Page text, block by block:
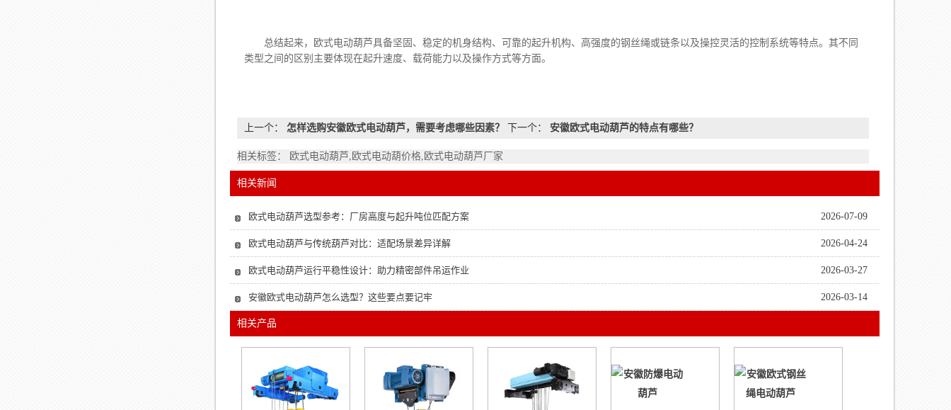
总结起来，欧式电动葫芦具备坚固、稳定的机身结构、可靠的起升机构、高强度的钢丝绳或链条以及操控灵活的控制系统等特点。其不同
类型之间的区别主要体现在起升速度、载荷能力以及操作方式等方面。
上一个： 怎样选购安徽欧式电动葫芦，需要考虑哪些因素？ 下一个： 安徽欧式电动葫芦的特点有哪些？
相关标签： 欧式电动葫芦,欧式电动葫价格,欧式电动葫芦厂家
相关新闻
2026-07-09
欧式电动葫芦选型参考：厂房高度与起升吨位匹配方案
2026-04-24
欧式电动葫芦与传统葫芦对比：适配场景差异详解
2026-03-27
欧式电动葫芦运行平稳性设计：助力精密部件吊运作业
2026-03-14
安徽欧式电动葫芦怎么选型？这些要点要记牢
相关产品